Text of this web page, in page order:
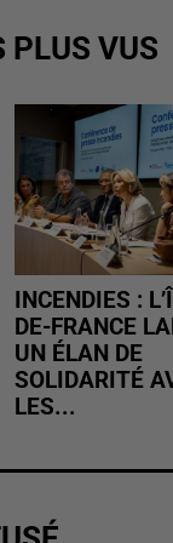
PLUS VUS
INCENDIES :
DE-FRANCE
UN ÉLAN DE
SOLIDARITÉ
LES...